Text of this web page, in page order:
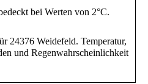
bei Werten von 2°C.
24376 Weidefeld. Temperatur,
und Regenwahrscheinlichkeit